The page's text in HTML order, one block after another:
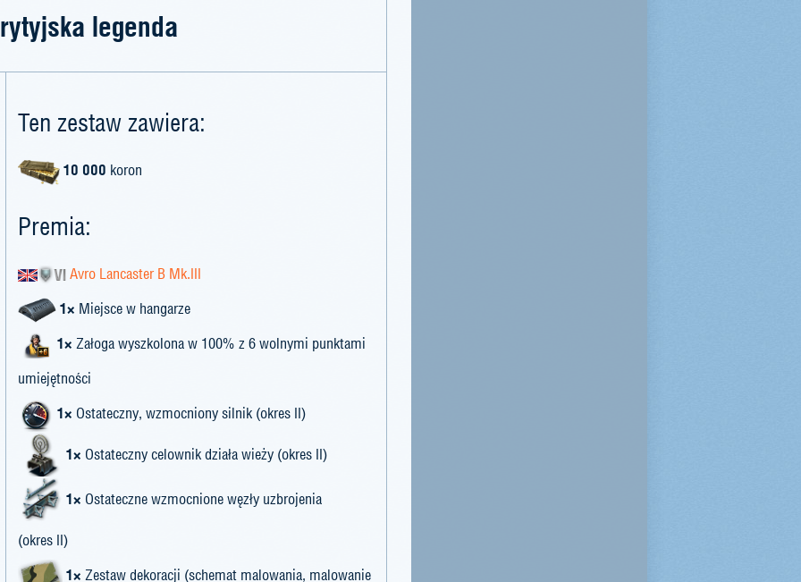
legenda
Ten zestaw zawiera:
10 000 koron
Premia:
Avro Lancaster B Mk.III
1× Miejsce w hangarze
1× Załoga wyszkolona w 100% z 6 wolnymi punktami
umiejętności
1× Ostateczny, wzmocniony silnik (okres II)
1× Ostateczny celownik działa wieży (okres II)
1× Ostateczne wzmocnione węzły uzbrojenia
(okres II)
1× Zestaw dekoracji (schemat malowania, malowanie